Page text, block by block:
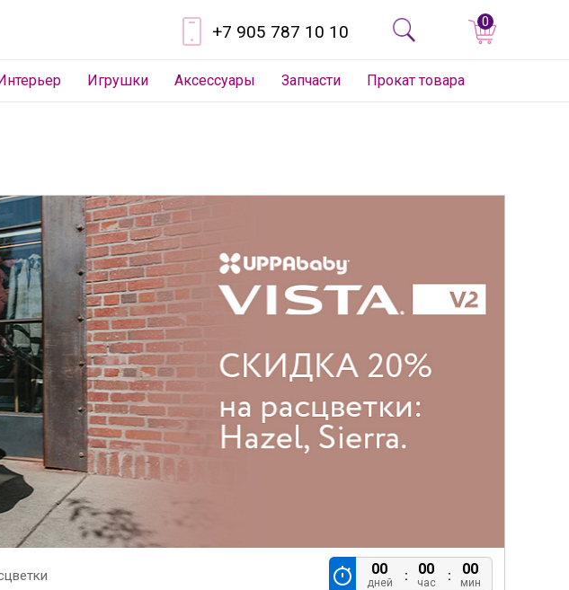
+7 905 787 10 10 0
Игрушки Аксессуары Запчасти Прокат товара
00
дней
00
час
00
мин